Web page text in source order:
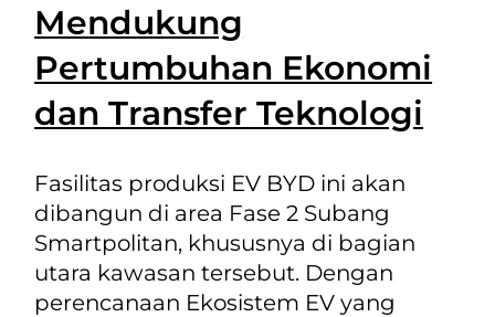
Mendukung
Pertumbuhan Ekonomi
dan Transfer Teknologi
Fasilitas produksi EV BYD ini akan
dibangun di area Fase 2 Subang
Smartpolitan, khususnya di bagian
utara kawasan tersebut. Dengan
perencanaan Ekosistem EV yang